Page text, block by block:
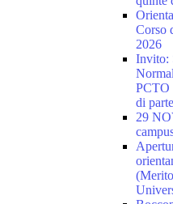
Corso
2026
Invito:
PCTO
di
29